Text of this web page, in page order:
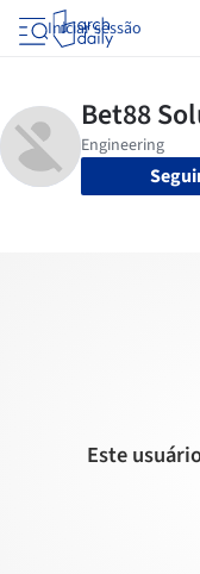
Iniciar sessão
Este